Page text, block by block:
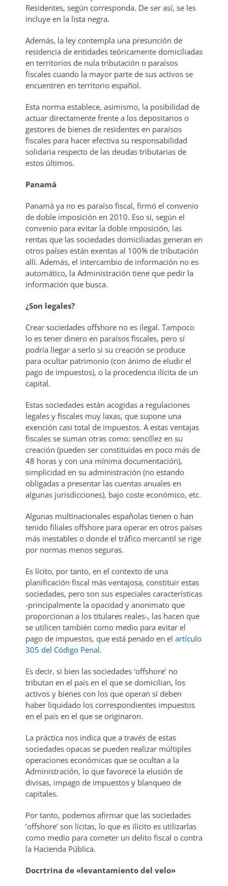
Residentes, según corresponda. De ser así, se les
incluye en la lista negra.
Además, la ley contempla una presunción de
residencia de entidades teóricamente domiciliadas
en territorios de nula tributación o paraísos
fiscales cuando la mayor parte de sus activos se
encuentren en territorio español.
Esta norma establece, asimismo, la posibilidad de
actuar directamente frente a los depositarios o
gestores de bienes de residentes en paraísos
fiscales para hacer efectiva su responsabilidad
solidaria respecto de las deudas tributarias de
estos últimos.
Panamá
Panamá ya no es paraíso fiscal, firmó el convenio
de doble imposición en 2010. Eso sí, según el
convenio para evitar la doble imposición, las
rentas que las sociedades domiciliadas generan en
otros países están exentas al 100% de tributación
allí. Además, el intercambio de información no es
automático, la Administración tiene que pedir la
información que busca.
¿Son legales?
Crear sociedades offshore no es ilegal. Tampoco
lo es tener dinero en paraísos fiscales, pero sí
podría llegar a serlo si su creación se produce
para ocultar patrimonio (con ánimo de eludir el
pago de impuestos), o la procedencia ilícita de un
capital.
Estas sociedades están acogidas a regulaciones
legales y fiscales muy laxas, que supone una
exención casi total de impuestos. A estas ventajas
fiscales se suman otras como: sencillez en su
creación (pueden ser constituidas en poco más de
48 horas y con una mínima documentación),
simplicidad en su administración (no estando
obligadas a presentar las cuentas anuales en
algunas jurisdicciones), bajo coste económico, etc.
Algunas multinacionales españolas tienen o han
tenido filiales offshore para operar en otros países
más inestables o donde el tráfico mercantil se rige
por normas menos seguras.
Es lícito, por tanto, en el contexto de una
planificación fiscal más ventajosa, constituir estas
sociedades, pero son sus especiales características
-principalmente la opacidad y anonimato que
proporcionan a los titulares reales-, las hacen que
se utilicen también como medio para evitar el
pago de impuestos, que está penado en el artículo
305 del Código Penal.
Es decir, si bien las sociedades ‘offshore’ no
tributan en el país en el que se domicilian, los
activos y bienes con los que operan sí deben
haber liquidado los correspondientes impuestos
en el país en el que se originaron.
La práctica nos indica que a través de estas
sociedades opacas se pueden realizar múltiples
operaciones económicas que se ocultan a la
Administración, lo que favorece la elusión de
divisas, impago de impuestos y blanqueo de
capitales.
Por tanto, podemos afirmar que las sociedades
‘offshore’ son lícitas, lo que es ilícito es utilizarlas
como medio para cometer un delito fiscal o contra
la Hacienda Pública.
Docrtrina de «levantamiento del velo»